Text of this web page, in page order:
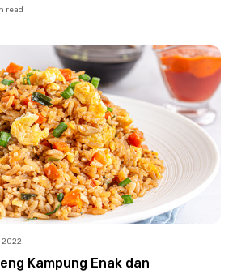
read
2022
Kampung Enak dan